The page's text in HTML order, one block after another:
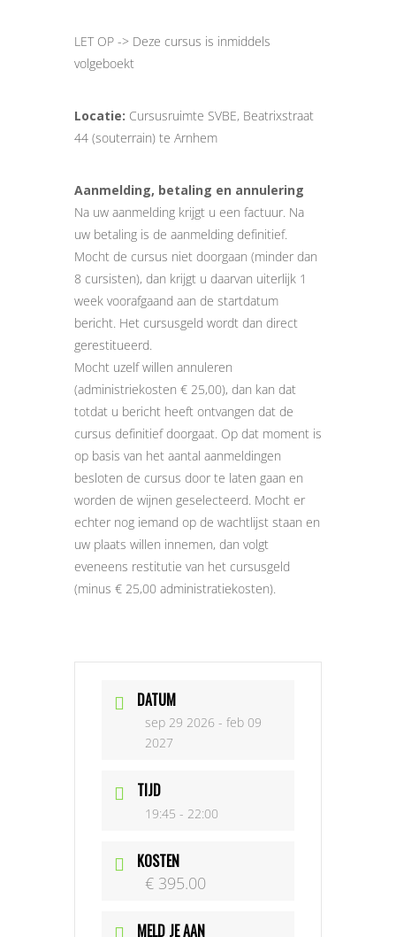
LET OP -> Deze cursus is inmiddels
volgeboekt
Locatie: Cursusruimte SVBE, Beatrixstraat
44 (souterrain) te Arnhem
Aanmelding, betaling en annulering
Na uw aanmelding krijgt u een factuur. Na
uw betaling is de aanmelding definitief.
Mocht de cursus niet doorgaan (minder dan
8 cursisten), dan krijgt u daarvan uiterlijk 1
week voorafgaand aan de startdatum
bericht. Het cursusgeld wordt dan direct
gerestitueerd.
Mocht uzelf willen annuleren
(administriekosten € 25,00), dan kan dat
totdat u bericht heeft ontvangen dat de
cursus definitief doorgaat. Op dat moment is
op basis van het aantal aanmeldingen
besloten de cursus door te laten gaan en
worden de wijnen geselecteerd. Mocht er
echter nog iemand op de wachtlijst staan en
uw plaats willen innemen, dan volgt
eveneens restitutie van het cursusgeld
(minus € 25,00 administratiekosten).
DATUM
sep 29 2026 - feb 09
2027
TIJD
19:45 - 22:00
KOSTEN
€ 395.00
MELD JE AAN